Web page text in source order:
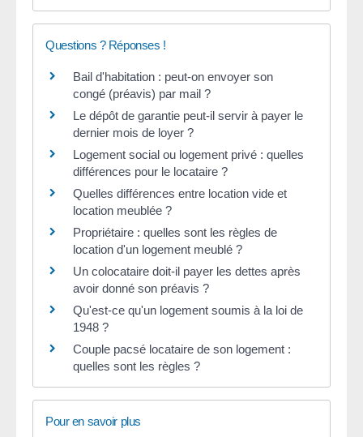
Questions ? Réponses !
Bail d'habitation : peut-on envoyer son
congé (préavis) par mail ?
Le dépôt de garantie peut-il servir à payer le
dernier mois de loyer ?
Logement social ou logement privé : quelles
différences pour le locataire ?
Quelles différences entre location vide et
location meublée ?
Propriétaire : quelles sont les règles de
location d'un logement meublé ?
Un colocataire doit-il payer les dettes après
avoir donné son préavis ?
Qu'est-ce qu'un logement soumis à la loi de
1948 ?
Couple pacsé locataire de son logement :
quelles sont les règles ?
Pour en savoir plus